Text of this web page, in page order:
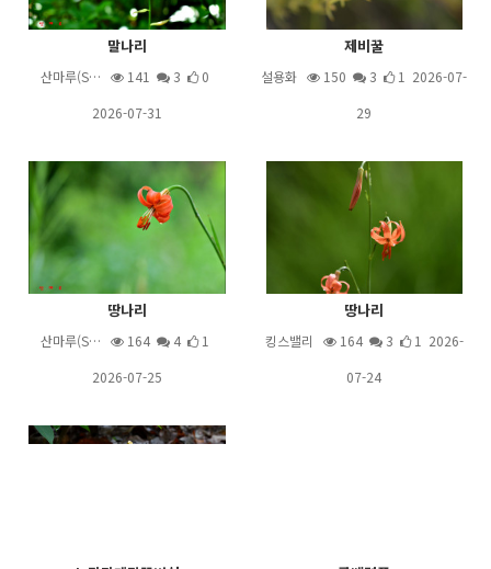
말나리
산마루(S… 141 3
0
2026-07-31
제비꿀
설용화 150 3
1 2026-07-
29
땅나리
산마루(S… 164 4
1
2026-07-25
땅나리
킹스밸리 164 3
1 2026-
07-24